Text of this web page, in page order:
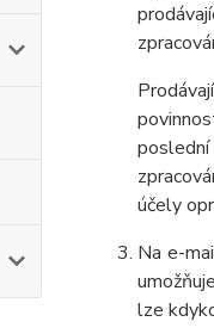
účely
Na e-
lze